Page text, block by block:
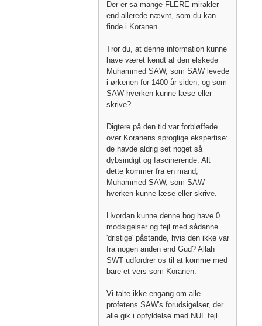
Der er så mange FLERE mirakler
end allerede nævnt, som du kan
finde i Koranen.
Tror du, at denne information kunne
have været kendt af den elskede
Muhammed SAW, som SAW levede
i ørkenen for 1400 år siden, og som
SAW hverken kunne læse eller
skrive?
Digtere på den tid var forbløffede
over Koranens sproglige ekspertise:
de havde aldrig set noget så
dybsindigt og fascinerende. Alt
dette kommer fra en mand,
Muhammed SAW, som SAW
hverken kunne læse eller skrive.
Hvordan kunne denne bog have 0
modsigelser og fejl med sådanne
'dristige' påstande, hvis den ikke var
fra nogen anden end Gud? Allah
SWT udfordrer os til at komme med
bare et vers som Koranen.
Vi talte ikke engang om alle
profetens SAW's forudsigelser, der
alle gik i opfyldelse med NUL fejl.